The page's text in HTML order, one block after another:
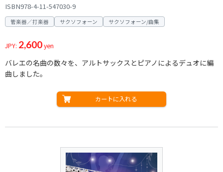
ISBN978-4-11-547030-9
管楽器／打楽器 サクソフォーン サクソフォーン/曲集
JPY: 2,600yen
バレエの名曲の数々を、アルトサックスとピアノによるデュオに編
曲しました。
カートに入れる